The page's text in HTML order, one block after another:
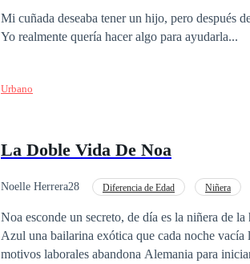
Mi cuñada deseaba tener un hijo, pero después
Yo realmente quería hacer algo para ayudarla...
Urbano
La Doble Vida De Noa
Noelle Herrera28 Diferencia de Edad Niñera
Noa esconde un secreto, de día es la niñera de
Azul una bailarina exótica que cada noche vacía los bolsillos de
motivos laborales abandona Alemania para